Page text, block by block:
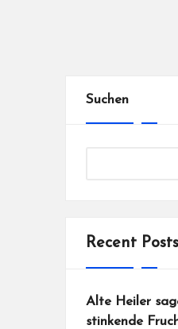
Suchen
Recent Posts
Alte Heiler
stinkende